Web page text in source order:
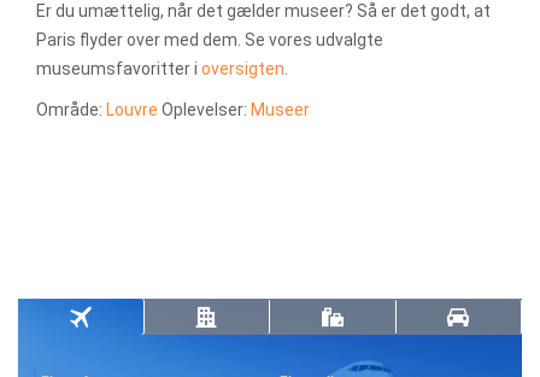
Er du umættelig, når det gælder museer? Så er det godt, at
Paris flyder over med dem. Se vores udvalgte
museumsfavoritter i oversigten
Område: Louvre Oplevelser: Museer